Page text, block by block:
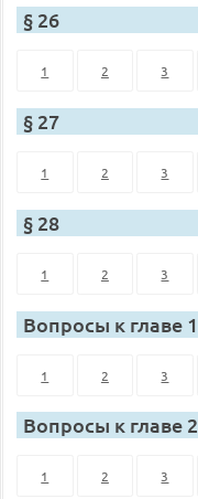
§ 26
1 2 3
§ 27
1 2 3
§ 28
1 2 3
Вопросы к главе 1
1 2 3
Вопросы к главе 2
1 2 3